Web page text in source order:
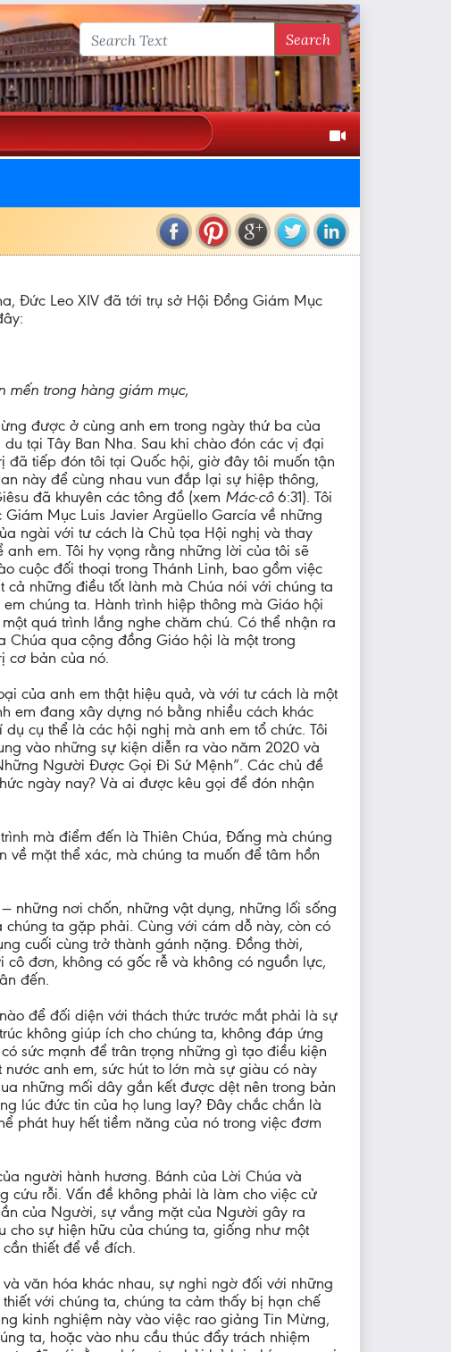
Search
Đức Leo XIV đã tới trụ sở Hội Đồng Giám Mục
mến trong hàng giám mục,
được ở cùng anh em trong ngày thứ ba của
du tại Tây Ban Nha. Sau khi chào đón các vị đại
đã tiếp đón tôi tại Quốc hội, giờ đây tôi muốn tận
này để cùng nhau vun đắp lại sự hiệp thông,
đã khuyên các tông đồ (xem Mác-cô 6:31). Tôi
Mục Luis Javier Argüello García về những
ngài với tư cách là Chủ tọa Hội nghị và thay
anh em. Tôi hy vọng rằng những lời của tôi sẽ
cuộc đối thoại trong Thánh Linh, bao gồm việc
cả những điều tốt lành mà Chúa nói với chúng ta
chúng ta. Hành trình hiệp thông mà Giáo hội
quá trình lắng nghe chăm chú. Có thể nhận ra
Chúa qua cộng đồng Giáo hội là một trong
cơ bản của nó.
của anh em thật hiệu quả, và với tư cách là một
em đang xây dựng nó bằng nhiều cách khác
dụ cụ thể là các hội nghị mà anh em tổ chức. Tôi
vào những sự kiện diễn ra vào năm 2020 và
Người Được Gọi Đi Sứ Mệnh”. Các chủ đề
ngày nay? Và ai được kêu gọi để đón nhận
mà điểm đến là Thiên Chúa, Đấng mà chúng
mặt thể xác, mà chúng ta muốn để tâm hồn
những nơi chốn, những vật dụng, những lối sống
ta gặp phải. Cùng với cám dỗ này, còn có
cuối cùng trở thành gánh nặng. Đồng thời,
đơn, không có gốc rễ và không có nguồn lực,
đến.
để đối diện với thách thức trước mắt phải là sự
không giúp ích cho chúng ta, không đáp ứng
sức mạnh để trân trọng những gì tạo điều kiện
anh em, sức hút to lớn mà sự giàu có này
những mối dây gắn kết được dệt nên trong bản
lúc đức tin của họ lung lay? Đây chắc chắn là
phát huy hết tiềm năng của nó trong việc đơm
người hành hương. Bánh của Lời Chúa và
cứu rỗi. Vấn đề không phải là làm cho việc cử
của Người, sự vắng mặt của Người gây ra
sự hiện hữu của chúng ta, giống như một
thiết để về đích.
văn hóa khác nhau, sự nghi ngờ đối với những
với chúng ta, chúng ta cảm thấy bị hạn chế
kinh nghiệm này vào việc rao giảng Tin Mừng,
ta, hoặc vào nhu cầu thúc đẩy trách nhiệm